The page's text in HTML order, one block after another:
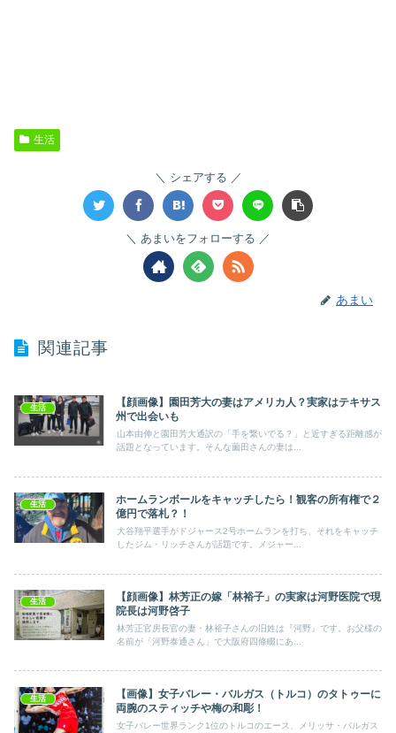
生活
シェアする
あまいをフォローする
あまい
関連記事
生活
【顔画像】園田芳大の妻はアメリカ人？実家はテキサス
州で出会いも
山本由伸と園田芳大通訳の「手を繋いでる？」と近すぎる距離感が
話題となっています。そんな薗田さんの妻は...
生活
ホームランボールをキャッチしたら！観客の所有権で２
億円で落札？！
大谷翔平選手がドジャース2号ホームランを打ち、それをキャッチ
したジム・リッチさんが話題です。メジャー...
生活
【顔画像】林芳正の嫁「林裕子」の実家は河野医院で現
院長は河野啓子
林芳正官房長官の妻・林裕子さんの旧姓は『河野』です。お父様の
名前が「河野泰通さん」で大阪府四條畷にあ...
生活
【画像】女子バレー・バルガス（トルコ）のタトゥーに
両腕のスティッチや梅の和彫！
女子バレー世界ランク1位のトルコのエース、メリッサ・バルガス